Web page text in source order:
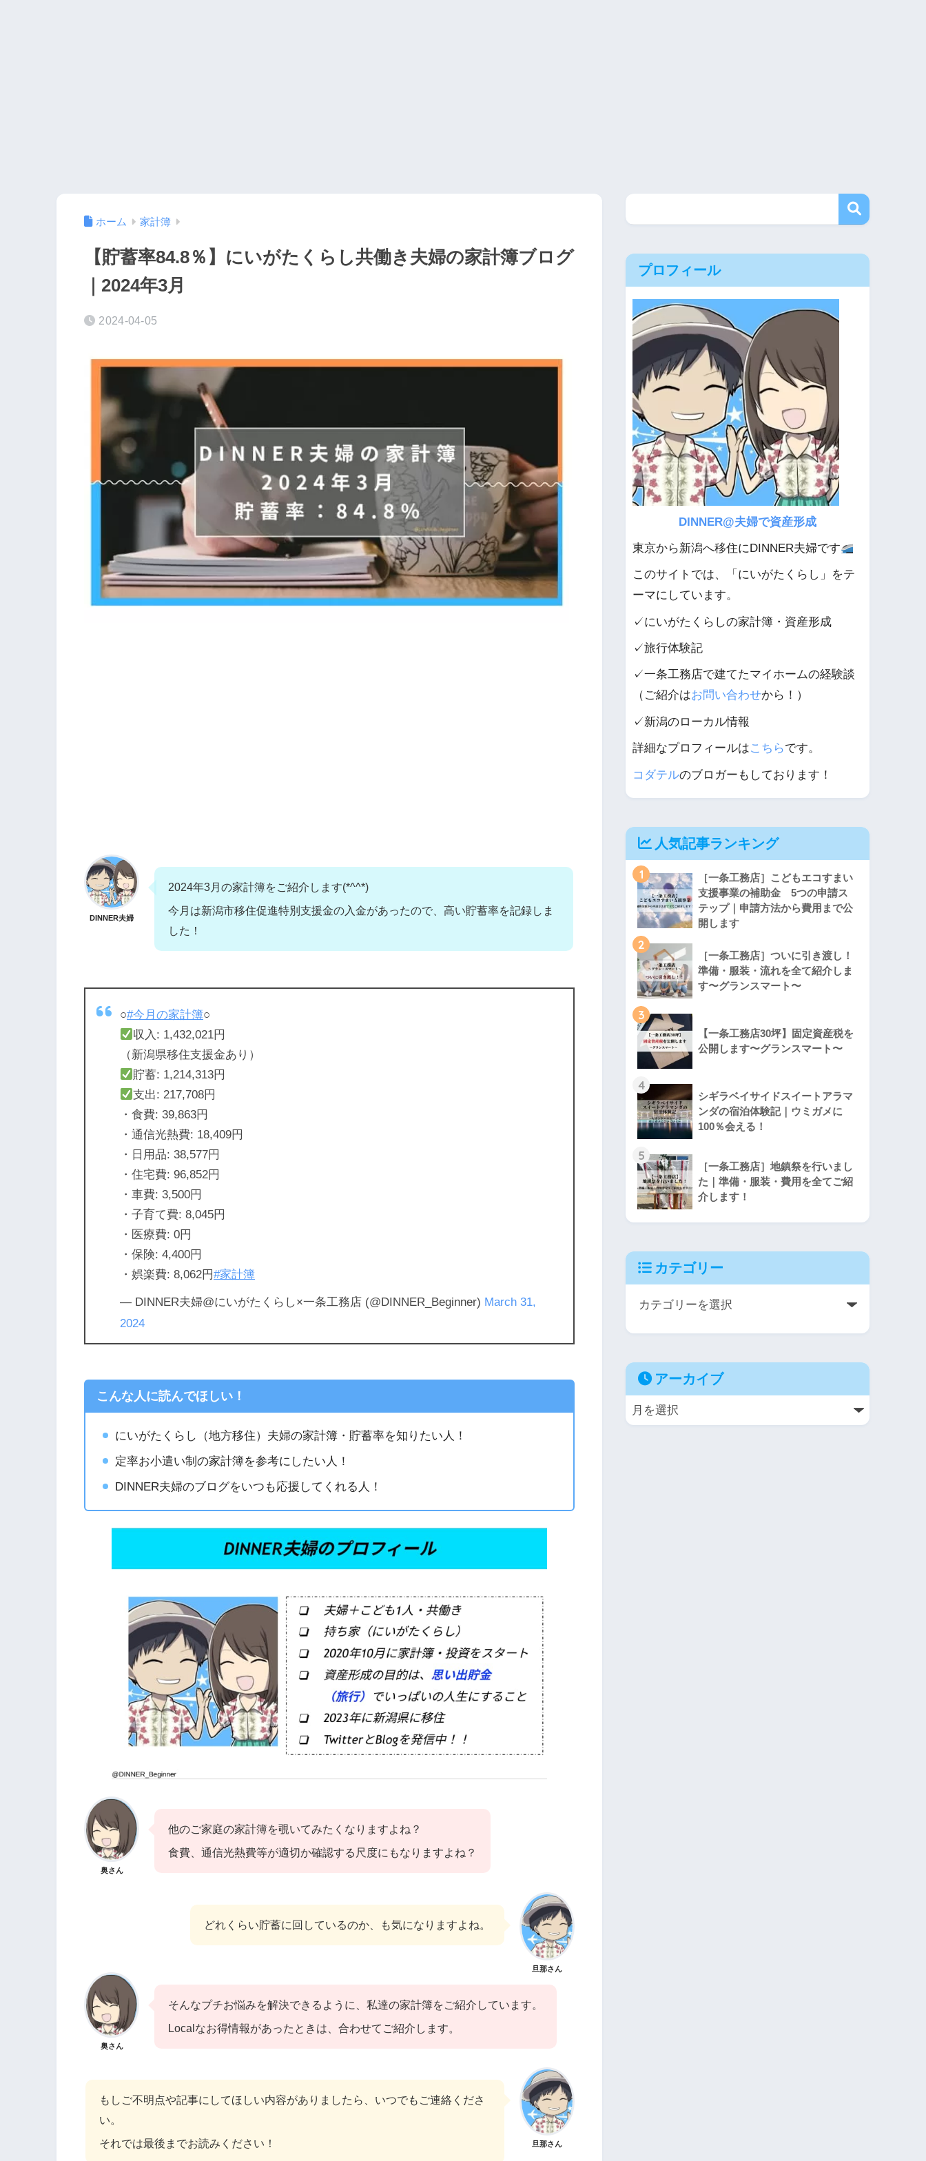
ホーム 家計簿
【貯蓄率84.8％】にいがたくらし共働き夫婦の家計簿ブログ
｜2024年3月
2024-04-05
DINNER夫婦
2024年3月の家計簿をご紹介します(*^^*)
今月は新潟市移住促進特別支援金の入金があったので、高い貯蓄率を記録しま
した！
○#今月の家計簿○
収入: 1,432,021円
（新潟県移住支援金あり）
貯蓄: 1,214,313円
支出: 217,708円
・食費: 39,863円
・通信光熱費: 18,409円
・日用品: 38,577円
・住宅費: 96,852円
・車費: 3,500円
・子育て費: 8,045円
・医療費: 0円
・保険: 4,400円
・娯楽費: 8,062円#家計簿
— DINNER夫婦@にいがたくらし×一条工務店 (@DINNER_Beginner) March 31,
2024
こんな人に読んでほしい！
にいがたくらし（地方移住）夫婦の家計簿・貯蓄率を知りたい人！
定率お小遣い制の家計簿を参考にしたい人！
DINNER夫婦のブログをいつも応援してくれる人！
奥さん
他のご家庭の家計簿を覗いてみたくなりますよね？
食費、通信光熱費等が適切か確認する尺度にもなりますよね？
旦那さん
どれくらい貯蓄に回しているのか、も気になりますよね。
奥さん
そんなプチお悩みを解決できるように、私達の家計簿をご紹介しています。
Localなお得情報があったときは、合わせてご紹介します。
旦那さん
もしご不明点や記事にしてほしい内容がありましたら、いつでもご連絡くださ
い。
それでは最後までお読みください！
プロフィール
DINNER@夫婦で資産形成
東京から新潟へ移住にDINNER夫婦です
このサイトでは、「にいがたくらし」をテ
ーマにしています。
✓にいがたくらしの家計簿・資産形成
✓旅行体験記
✓一条工務店で建てたマイホームの経験談
（ご紹介はお問い合わせから！）
✓新潟のローカル情報
詳細なプロフィールはこちらです。
コダテルのブロガーもしております！
人気記事ランキング
1
［一条工務店］こどもエコすまい
支援事業の補助金 5つの申請ス
テップ｜申請方法から費用まで公
開します
2
［一条工務店］ついに引き渡し！
準備・服装・流れを全て紹介しま
す〜グランスマート〜
3
【一条工務店30坪】固定資産税を
公開します〜グランスマート〜
4
シギラベイサイドスイートアラマ
ンダの宿泊体験記｜ウミガメに
100％会える！
5
［一条工務店］地鎮祭を行いまし
た｜準備・服装・費用を全てご紹
介します！
カテゴリー
アーカイブ